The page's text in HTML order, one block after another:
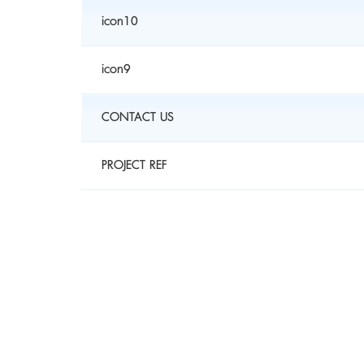
icon10
icon9
CONTACT US
PROJECT REF